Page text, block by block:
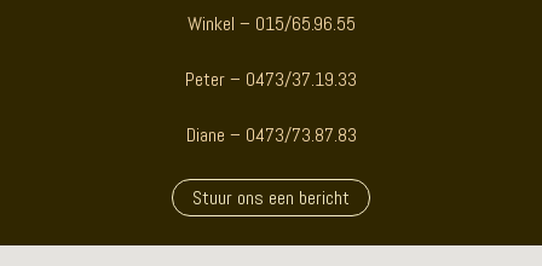
Winkel – 015/65.96.55
Peter – 0473/37.19.33
Diane – 0473/73.87.83
Stuur ons een bericht